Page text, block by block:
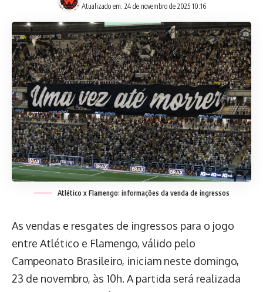
Atualizado em: 24 de novembro de 2025 10:16
Atlético x Flamengo: informações da venda de ingressos
As vendas e resgates de ingressos para o jogo
entre Atlético e Flamengo, válido pelo
Campeonato Brasileiro, iniciam neste domingo,
23 de novembro, às 10h. A partida será realizada